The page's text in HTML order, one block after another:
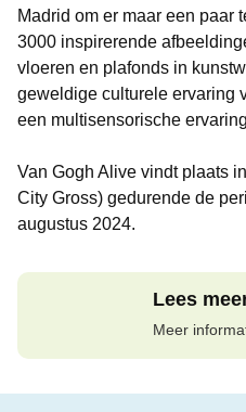
Madrid om er maar een paar
3000 inspirerende
vloeren en plafonds in
geweldige culturele ervaring
een multisensorische
Van Gogh Alive vindt plaats
City Gross) gedurende de
augustus 2024.
Lees
Meer